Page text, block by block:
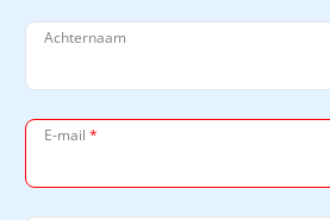
Achternaam
E-mail *